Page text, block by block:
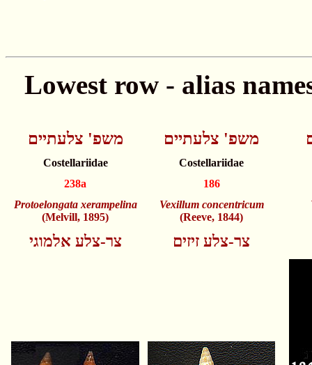
משפ' צלעתיים משפ' צלעתיים
Costellariidae
Costellariidae
238a
186
Protoelongata xerampelina
(Melvill, 1895)
Vexillum concentricum
(Reeve, 1844)
צר-צלע אלמוגי צר-צלע זיזים